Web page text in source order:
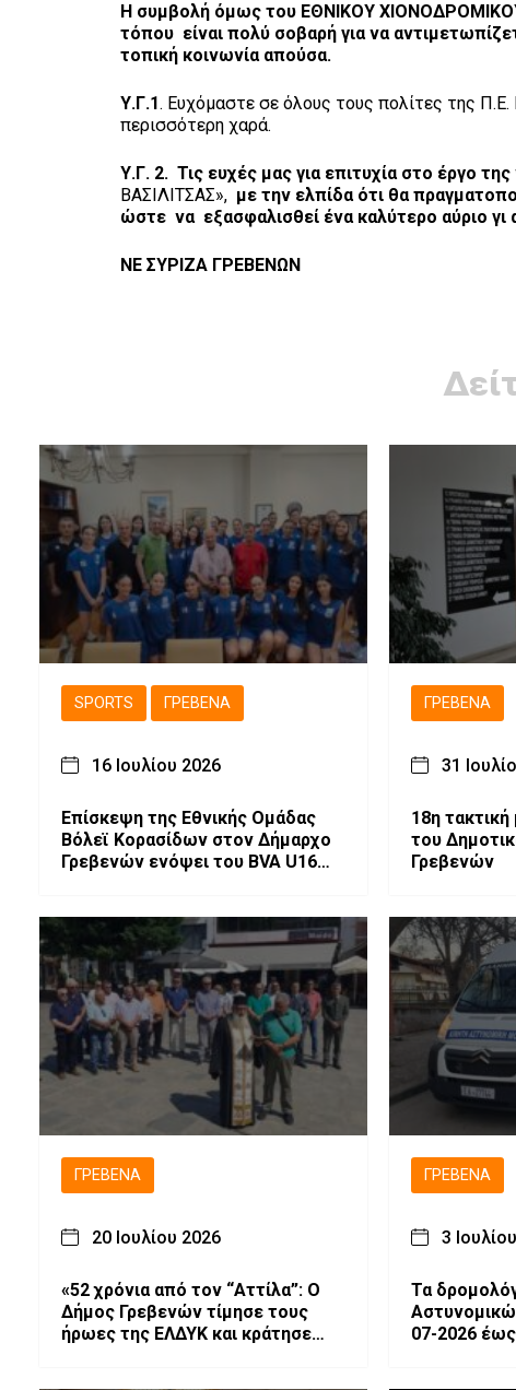
Η συμβολή όμως του ΕΘΝΙΚΟΥ
τόπου είναι πολύ σοβαρή για να
τοπική κοινωνία απούσα.
Υ.Γ.1. Ευχόμαστε σε όλους τους πολίτες της Π.Ε.
περισσότερη χαρά.
Υ.Γ. 2. Τις ευχές μας για επιτυχία στο έργο
ΒΑΣΙΛΙΤΣΑΣ», με την ελπίδα ότι θα
ώστε να εξασφαλισθεί ένα καλύτερο αύριο γι
ΝΕ ΣΥΡΙΖΑ ΓΡΕΒΕΝΩΝ
SPORTS ΓΡΕΒΕΝΆ
16 Ιουλίου 2026
Επίσκεψη της Εθνικής Ομάδας
Βόλεϊ Κορασίδων στον Δήμαρχο
Γρεβενών ενόψει του BVA U16
ΓΡΕΒΕΝΆ
31
18η
του
Γρεβενών
ΓΡΕΒΕΝΆ
20 Ιουλίου 2026
«52 χρόνια από τον “Αττίλα”: Ο
Δήμος Γρεβενών τίμησε τους
ήρωες της ΕΛΔΥΚ και κράτησε
ΓΡΕΒΕΝΆ
3
Τα
Αστυνομικών
07-2026